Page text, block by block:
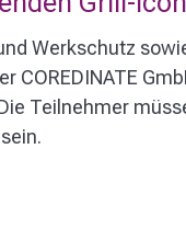
Werkschutz
Teilnehmer